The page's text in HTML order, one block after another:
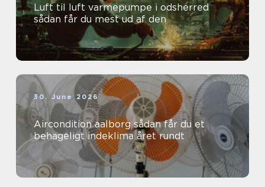
Luft til luft varmepumpe i odsherred
sådan får du mest ud af den
30. June 2026
Aircondition aalborg sådan får du et
behageligt indeklima året rundt